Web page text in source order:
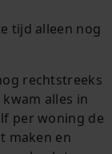
tijd alleen nog
rechtstreeks
alles in
per woning de
maken en